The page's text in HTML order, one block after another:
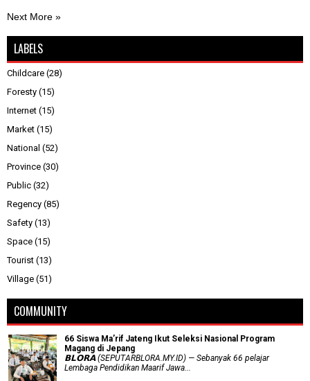
Next More »
LABELS
Childcare (28)
Foresty (15)
Internet (15)
Market (15)
National (52)
Province (30)
Public (32)
Regency (85)
Safety (13)
Space (15)
Tourist (13)
Village (51)
COMMUNITY
66 Siswa Ma’rif Jateng Ikut Seleksi Nasional Program
Magang di Jepang
𝗕𝗟𝗢𝗥𝗔 (SEPUTARBLORA.MY.ID) — Sebanyak 66 pelajar
Lembaga Pendidikan Maarif Jawa...